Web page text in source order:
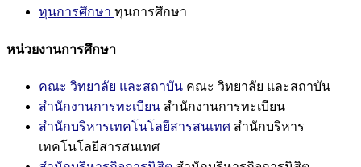
ทุนการศึกษา ทุนการศึกษา
หน่วยงานการศึกษา
คณะ วิทยาลัย และสถาบัน คณะ วิทยาลัย และสถาบัน
สำนักงานการทะเบียน สำนักงานการทะเบียน
สำนักบริหารเทคโนโลยีสารสนเทศ สำนักบริหาร
เทคโนโลยีสารสนเทศ